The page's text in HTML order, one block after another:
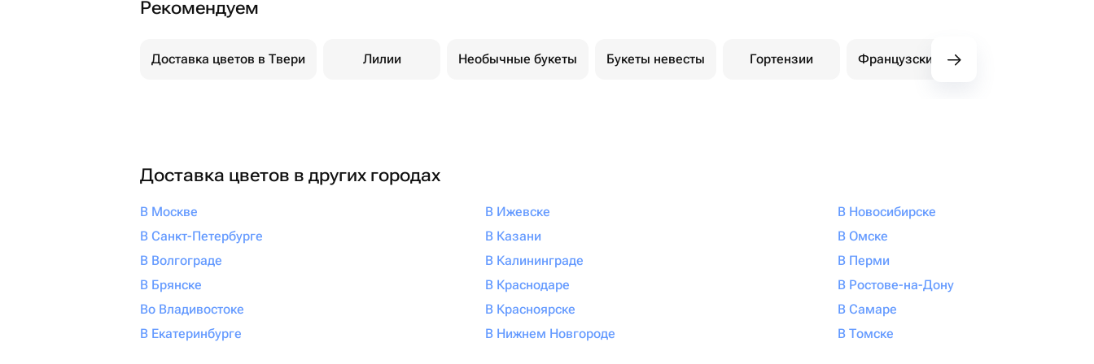
Рекомендуем
Доставка цветов в Твери Лилии Необычные букеты Букеты невесты Гортензии Французские розы
Доставка цветов в других городах
В Москве
В Санкт-Петербурге
В Волгограде
В Брянске
Во Владивостоке
В Екатеринбурге
В Ижевске
В Казани
В Калининграде
В Краснодаре
В Красноярске
В Нижнем Новгороде
В Новосибирске
В Омске
В Перми
В Ростове-на-Дону
В Самаре
В Томске